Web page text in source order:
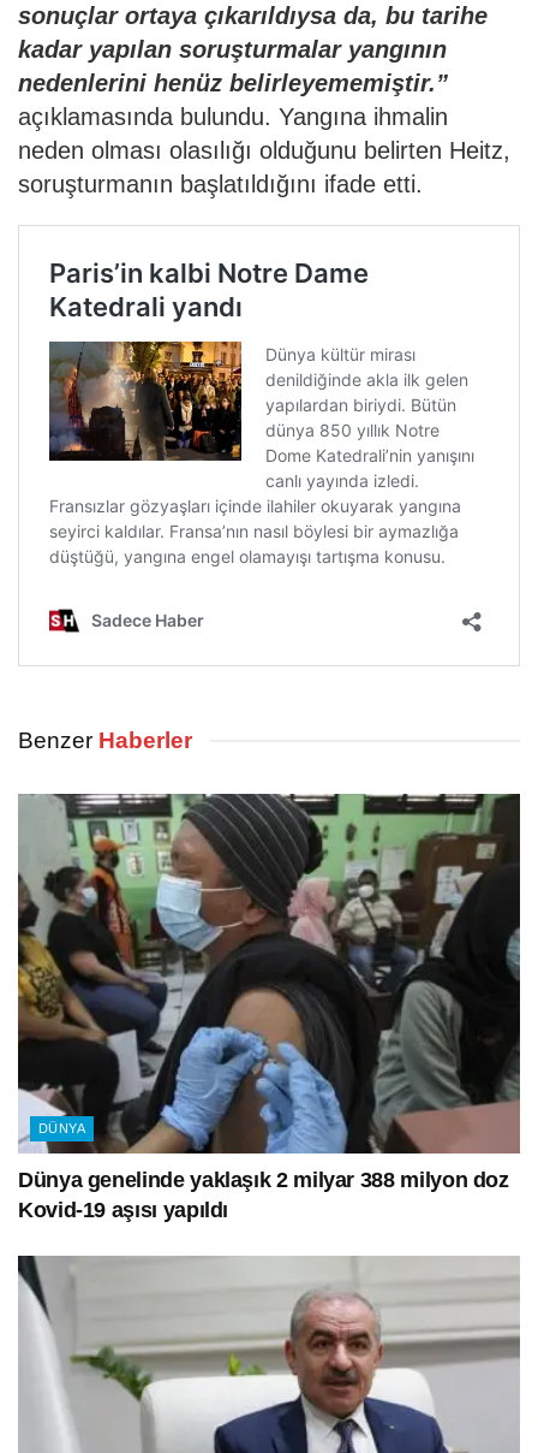
sonuçlar ortaya çıkarıldıysa da, bu tarihe
kadar yapılan soruşturmalar yangının
nedenlerini henüz belirleyememiştir.”
açıklamasında bulundu. Yangına ihmalin
neden olması olasılığı olduğunu belirten Heitz,
soruşturmanın başlatıldığını ifade etti.
Benzer Haberler
DÜNYA
Dünya genelinde yaklaşık 2 milyar 388 milyon doz
Kovid-19 aşısı yapıldı